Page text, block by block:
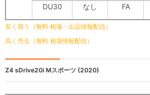
DU30 なし FA
安く買う（無料 相場・出品情報配信）
高く売る（無料 相場情報配信）
Z4 sDrive20i Mスポーツ (2020)